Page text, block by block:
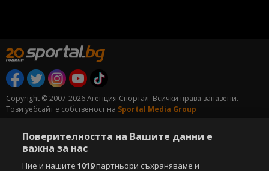
Copyright © 2007-2026 Агенция Спортал. Всички права запазени.
Този уебсайт е собственост на Sportal Media Group
За нас
Общи условия
Етични правила на НСС
Поверителността на Вашите данни е
важна за нас
Ние и нашите1019партньори съхраняваме и